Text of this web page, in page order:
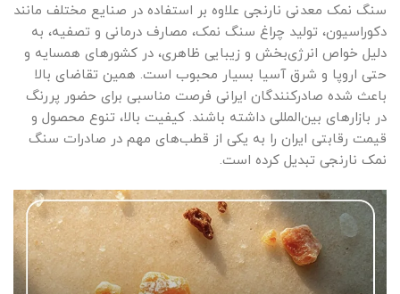
معدنی
نارنجی
در
ایران
طی
سال‌های
اخیر
رشد
قابل‌توجهی
داشته
است؛
این
نوع
سنگ
نمک
به
دلیل
سنگ نمک معدنی نارنجی علاوه بر استفاده در صنایع مختلف مانند
دکوراسیون، تولید چراغ‌ سنگ نمک، مصارف درمانی و تصفیه، به
دلیل خواص انرژی‌بخش و زیبایی ظاهری، در کشورهای همسایه و
حتی اروپا و شرق آسیا بسیار محبوب است. همین تقاضای بالا
باعث شده صادرکنندگان ایرانی فرصت مناسبی برای حضور پررنگ
در بازارهای بین‌المللی داشته باشند. کیفیت بالا، تنوع محصول و
قیمت رقابتی ایران را به یکی از قطب‌های مهم در صادرات سنگ
نمک نارنجی تبدیل کرده است.